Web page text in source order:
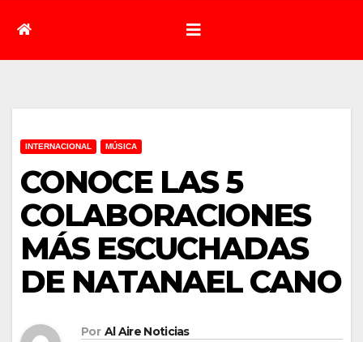
INTERNACIONAL MÚSICA
CONOCE LAS 5
COLABORACIONES
MÁS ESCUCHADAS
DE NATANAEL CANO
Por Al Aire Noticias